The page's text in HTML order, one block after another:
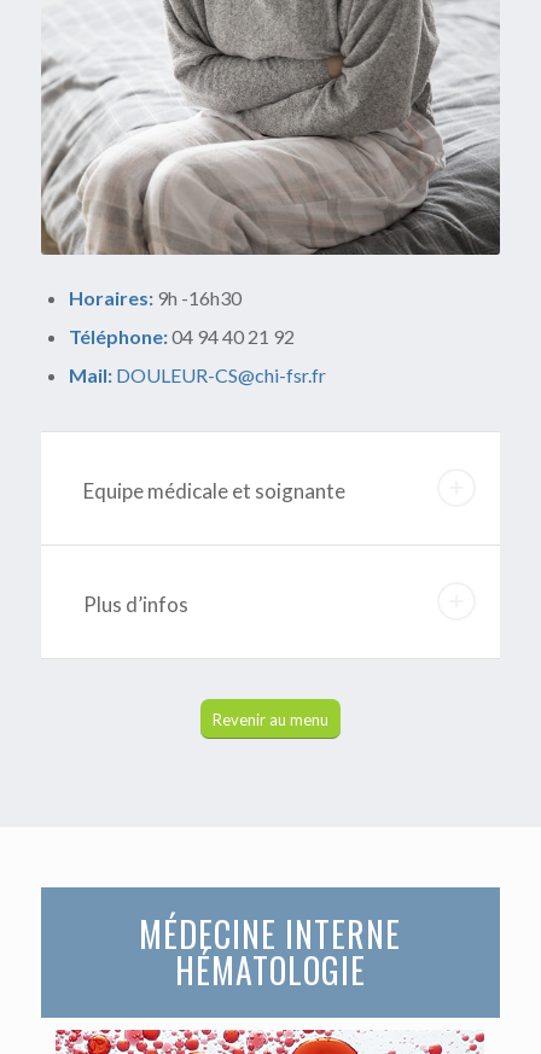
Horaires:9h -16h30
Téléphone:04 94 40 21 92
Mail: DOULEUR-CS@chi-fsr.fr
Equipe médicale et soignante
Plus d’infos
Revenir au menu
MÉDECINE INTERNE
HÉMATOLOGIE